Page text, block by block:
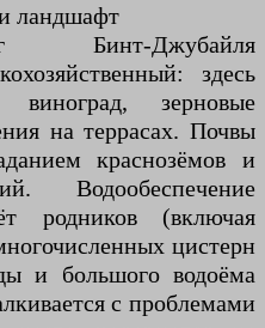
ландшафт
Бинт-Джубайля
здесь
виноград, зерновые
на террасах. Почвы
краснозёмов и
Водообеспечение
родников (включая
цистерн
и большого водоёма
с проблемами